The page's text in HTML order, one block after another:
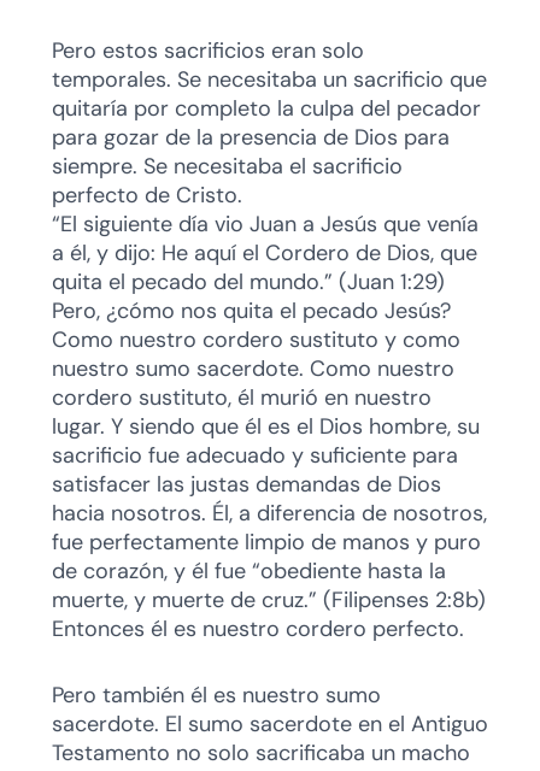
Pero estos sacrificios eran solo
temporales. Se necesitaba un sacrificio que
quitaría por completo la culpa del pecador
para gozar de la presencia de Dios para
siempre. Se necesitaba el sacrificio
perfecto de Cristo.
“El siguiente día vio Juan a Jesús que venía
a él, y dijo: He aquí el Cordero de Dios, que
quita el pecado del mundo.” (Juan 1:29)
Pero, ¿cómo nos quita el pecado Jesús?
Como nuestro cordero sustituto y como
nuestro sumo sacerdote. Como nuestro
cordero sustituto, él murió en nuestro
lugar. Y siendo que él es el Dios hombre, su
sacrificio fue adecuado y suficiente para
satisfacer las justas demandas de Dios
hacia nosotros. Él, a diferencia de nosotros,
fue perfectamente limpio de manos y puro
de corazón, y él fue “obediente hasta la
muerte, y muerte de cruz.” (Filipenses 2:8b)
Entonces él es nuestro cordero perfecto.
Pero también él es nuestro sumo
sacerdote. El sumo sacerdote en el Antiguo
Testamento no solo sacrificaba un macho